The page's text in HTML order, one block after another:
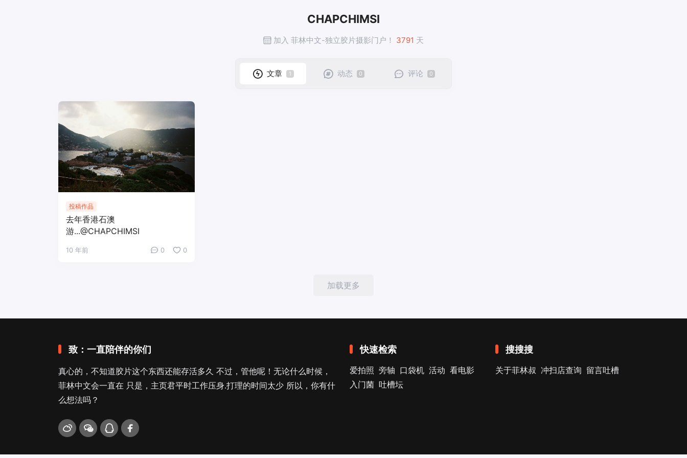
CHAPCHIMSI
加入 菲林中文-独立胶片摄影门户！ 3791 天
文章 1 动态 0 评论 0
投稿作品
去年香港石澳
游...@CHAPCHIMSI
10 年前 0 0
加载更多
致：一直陪伴的你们
真心的，不知道胶片这个东西还能存活多久 不过，管他呢！无论什么时候，
菲林中文会一直在 只是，主页君平时工作压身.打理的时间太少 所以，你有什
么想法吗？
快速检索
爱拍照 旁轴 口袋机 活动 看电影
入门菌 吐槽坛
搜搜搜
关于菲林叔 冲扫店查询 留言吐槽